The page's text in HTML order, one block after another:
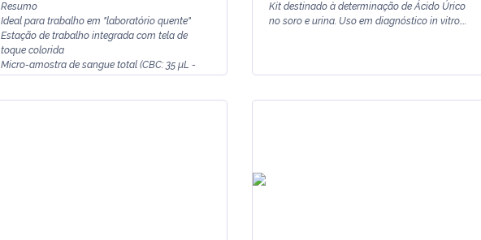
Resumo
Ideal para trabalho em "laboratório quente"
Estação de trabalho integrada com tela de
toque colorida
Micro-amostra de sangue total (CBC: 35 µL -
Kit destinado à determinação de Ácido Úrico
no soro e urina. Uso em diagnóstico in vitro....